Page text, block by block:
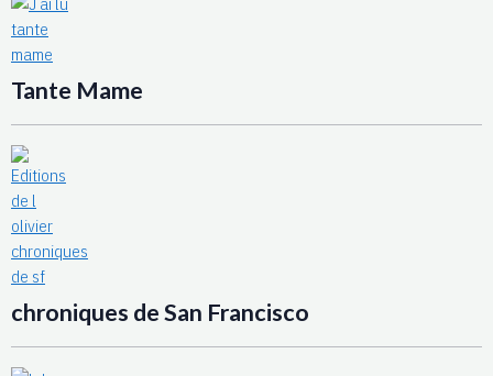
Tante Mame
chroniques de San Francisco